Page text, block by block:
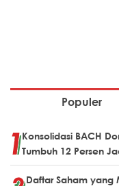
Populer
Konsolidasi BACH
Tumbuh 12 Persen
Daftar Saham yang